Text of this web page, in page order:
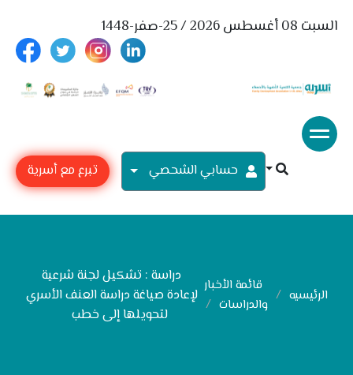
السبت 08 أغسطس 2026 / 25-صفر-1448
حسابي الشحصي تبرع مع أسرية
الرئيسيه
قائمة الأخبار
والدراسات
دراسة : تشكيل لجنة شرعية
لإعادة صياغة دراسة العنف الأسري
لتحويلها إلى خطب